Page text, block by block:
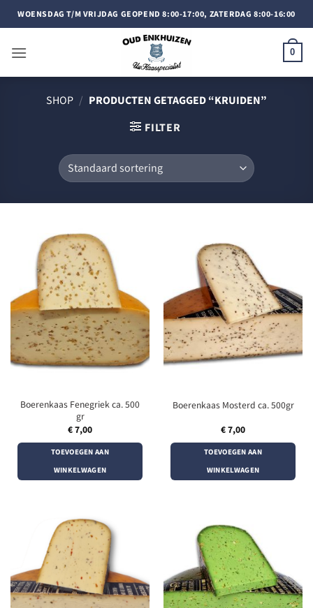
Doorgaan
naar
WOENSDAG T/M VRIJDAG GEOPEND 8:00-17:00, ZATERDAG 8:00-16:00
0
SHOP / PRODUCTEN GETAGGED “KRUIDEN”
FILTER
Boerenkaas Fenegriek ca. 500
gr
€7,00
TOEVOEGEN AAN
WINKELWAGEN
Boerenkaas Mosterd ca. 500gr
€7,00
TOEVOEGEN AAN
WINKELWAGEN